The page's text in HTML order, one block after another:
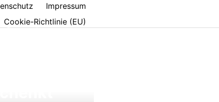
Impressum
Cookie-Richtlinie (EU)